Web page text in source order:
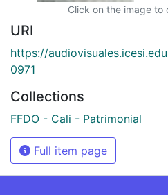
Click on the image to
URI
https://
0971
Collections
FFDO - Cali - Patrimonial
Full item page